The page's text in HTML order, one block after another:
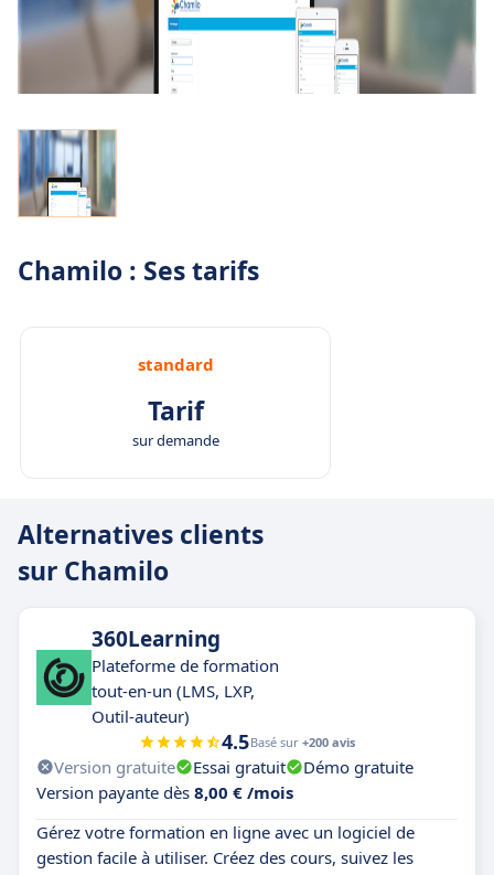
Chamilo : Ses tarifs
standard
Tarif
sur demande
Alternatives clients
sur Chamilo
360Learning
Plateforme de formation
tout-en-un (LMS, LXP,
Outil-auteur)
4.5Basé sur +200 avis
Version gratuite Essai gratuit
Démo gratuite
Version payante dès 8,00 € /mois
Gérez votre formation en ligne avec un logiciel de
gestion facile à utiliser. Créez des cours, suivez les